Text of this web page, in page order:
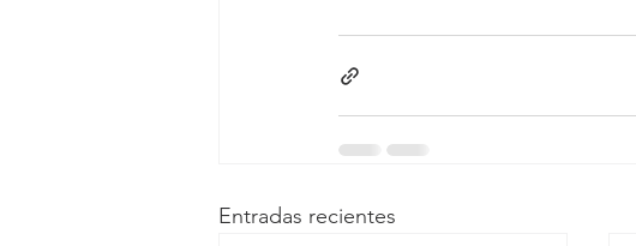
Entradas recientes